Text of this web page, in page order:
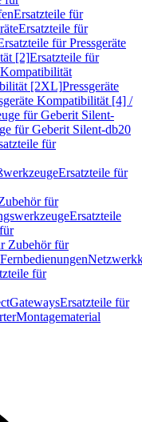
Ersatzteile für
Ersatzteile für
für Pressgeräte
[2]Ersatzteile für
Kompatibilität
[2XL]Pressgeräte
Kompatibilität [4] /
für Geberit Silent-
für Geberit Silent-db20
für
Ersatzteile für
für
Ersatzteile
Zubehör für
Fernbedienungen
für
GatewaysErsatzteile für
Montagematerial